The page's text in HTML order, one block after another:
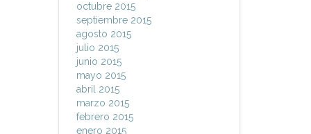
octubre 2015
septiembre 2015
agosto 2015
julio 2015
junio 2015
mayo 2015
abril 2015
marzo 2015
febrero 2015
enero 2015